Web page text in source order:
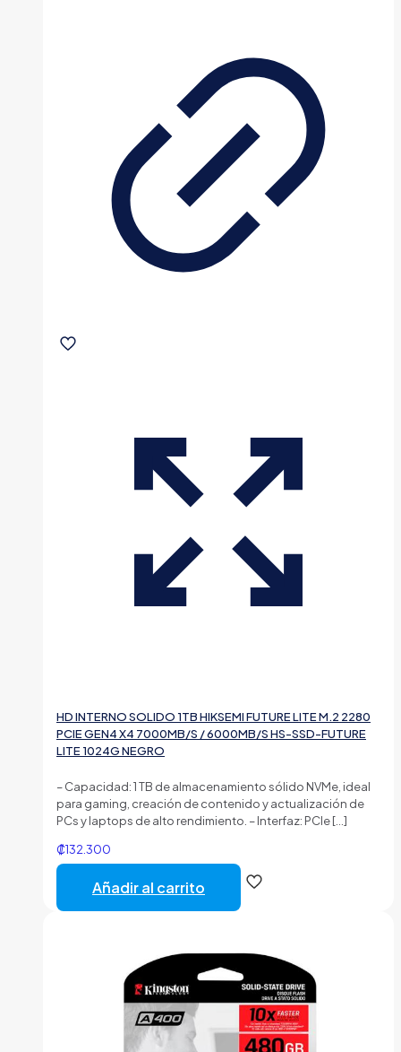
HD INTERNO SOLIDO 1TB HIKSEMI FUTURE LITE M.2 2280
PCIE GEN4 X4 7000MB/S / 6000MB/S HS-SSD-FUTURE
LITE 1024G NEGRO
– Capacidad: 1 TB de almacenamiento sólido NVMe, ideal
para gaming, creación de contenido y actualización de
PCs y laptops de alto rendimiento. – Interfaz: PCIe[…]
₡132.300
Añadir al carrito